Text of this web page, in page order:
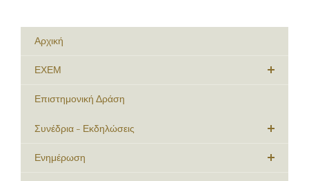
Αρχική
ΕΧΕΜ
Επιστημονική Δράση
Συνέδρια - Εκδηλώσεις
Ενημέρωση